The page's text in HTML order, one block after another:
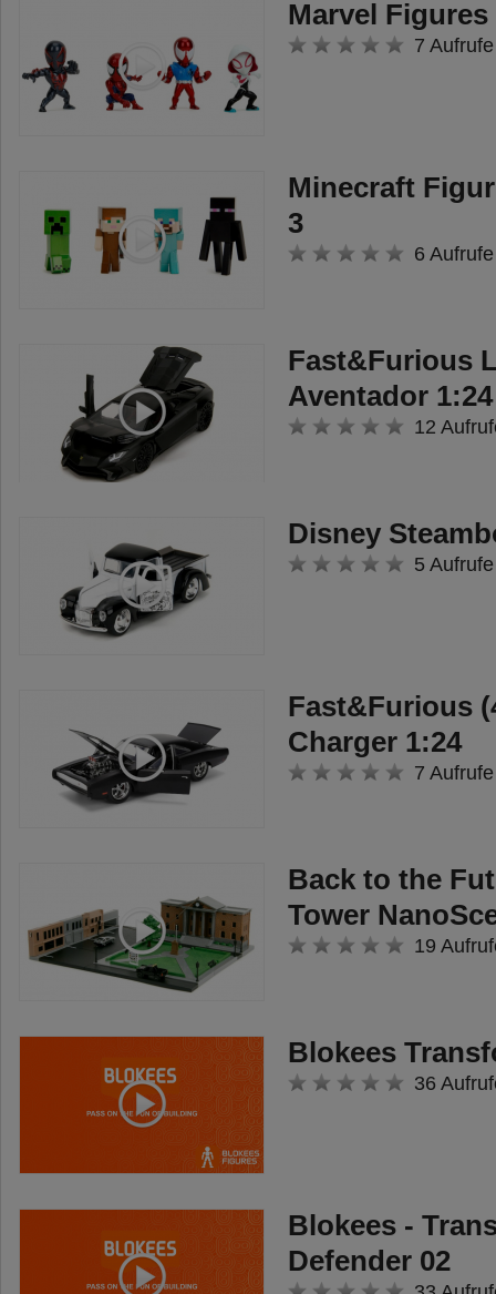
Marvel Figures
7 Aufrufe
Minecraft
3
6 Aufrufe
Fast&Furious
Aventador 1:24
12
Disney
5 Aufrufe
Fast&Furious
Charger 1:24
7 Aufrufe
Back to the
Tower
19
Blokees
36
Blokees -
Defender 02